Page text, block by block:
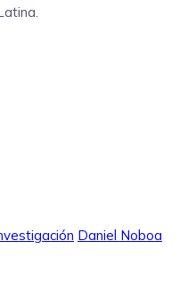
Daniel Noboa